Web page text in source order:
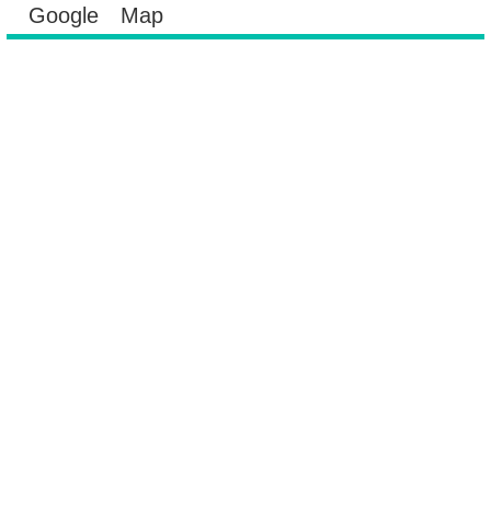
Google Map